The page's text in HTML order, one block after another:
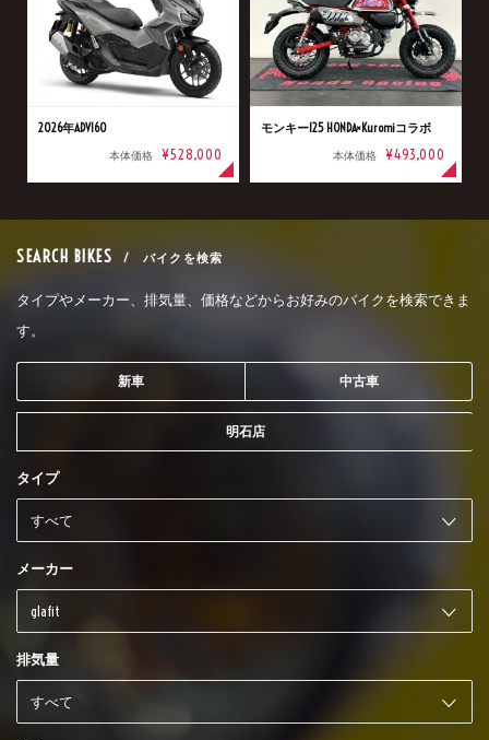
2026年ADV160
本体価格 ¥528,000
モンキー125 HONDA×Kuromiコラボ
本体価格 ¥493,000
SEARCH BIKES / バイクを検索
タイプやメーカー、排気量、価格などからお好みのバイクを検索できま
す。
新車 中古車
明石店
タイプ
メーカー
排気量